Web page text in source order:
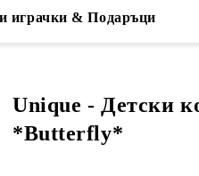
играчки & Подаръци
Unique - Детски
*Butterfly*